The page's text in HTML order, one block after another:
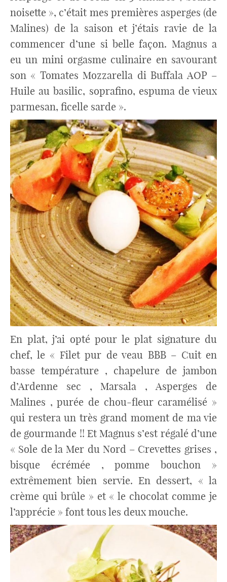
noisette », c’était mes premières asperges (de
Malines) de la saison et j’étais ravie de la
commencer d’une si belle façon. Magnus a
eu un mini orgasme culinaire en savourant
son « Tomates Mozzarella di Buffala AOP –
Huile au basilic, soprafino, espuma de vieux
parmesan, ficelle sarde ».
En plat, j’ai opté pour le plat signature du
chef, le « Filet pur de veau BBB – Cuit en
basse température , chapelure de jambon
d’Ardenne sec , Marsala , Asperges de
Malines , purée de chou-fleur caramélisé »
qui restera un très grand moment de ma vie
de gourmande !! Et Magnus s’est régalé d’une
« Sole de la Mer du Nord – Crevettes grises ,
bisque écrémée , pomme bouchon »
extrêmement bien servie. En dessert, « la
crème qui brûle » et « le chocolat comme je
l’apprécie » font tous les deux mouche.